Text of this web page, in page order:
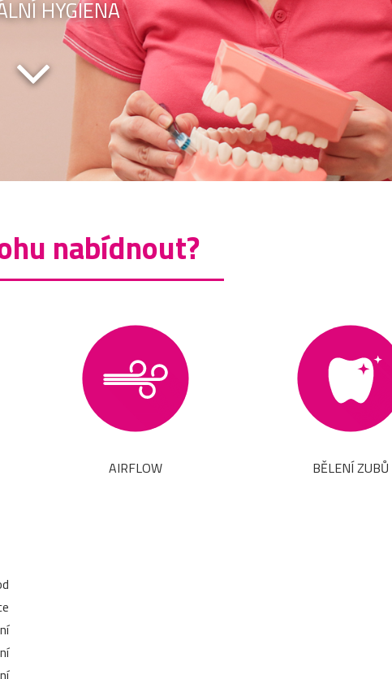
HYGIENA
nabídnout?
AIRFLOW BĚLENÍ ZUBŮ